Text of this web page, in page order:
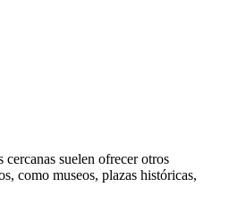
suelen ofrecer otros
como museos, plazas históricas,